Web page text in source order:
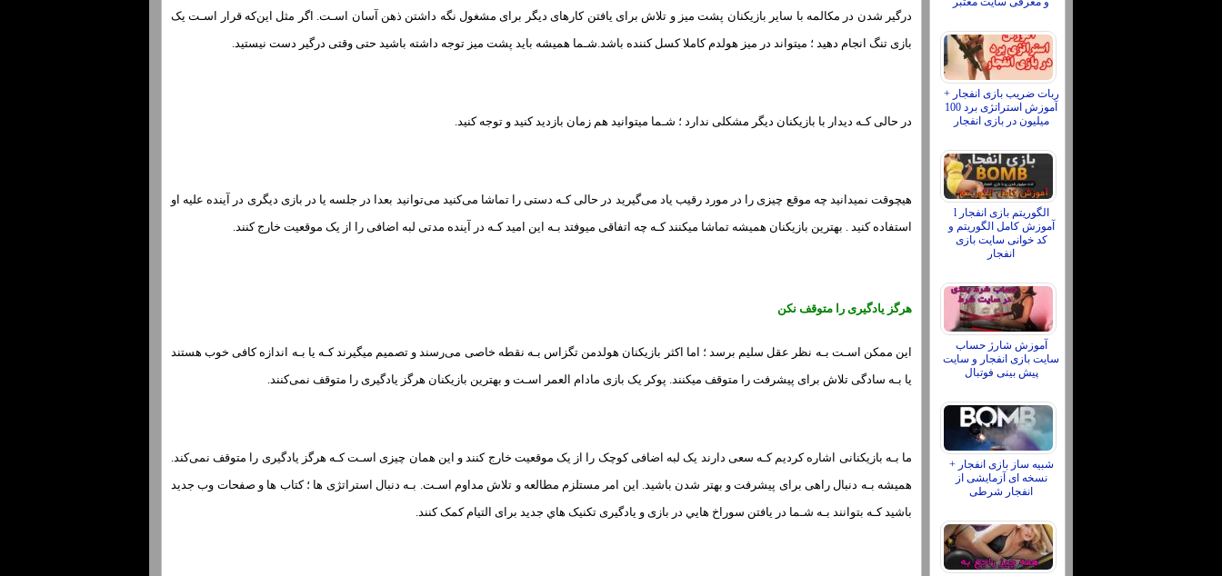
ربات ضریب بازی انفجار +
آموزش استراتژی برد 100
میلیون در بازی انفجار
الگوریتم بازی انفجار l
آموزش کامل الگوریتم و
کد خوانی سایت بازی
انفجار
آموزش شارژ حساب
سایت بازی انفجار و سایت
پیش بینی فوتبال
شبیه ساز بازی انفجار +
نسخه ای آزمایشی از
انفجار شرطی
درگیر شدن در مکالمه با سایر بازیکنان پشت میز و تلاش برای یافتن کارهای دیگر برای مشغول نگه داشتن ذهن آسان اسـت. اگر مثل این‌که قرار اسـت یک
بازی تنگ انجام دهید ؛ میتواند در میز هولدم کاملا کسل کننده باشد.شـما همیشه باید پشت میز توجه داشته باشید حتی وقتی درگیر دست نیستید.
در حالی کـه دیدار با بازیکنان دیگر مشکلی ندارد ؛ شـما میتوانید هم زمان بازدید کنید و توجه کنید.
هیچوقت نمیدانید چه موقع چیزی را در مورد رقیب یاد می‌گیرید در حالی کـه دستی را تماشا می‌کنید می‌توانید بعدا در جلسه یا در بازی دیگری در آینده علیه او
استفاده کنید . بهترین بازیکنان همیشه تماشا میکنند کـه چه اتفاقی میوفتد بـه این امید کـه در آینده مدتی لبه اضافی را از یک موقعیت خارج کنند.
هرگز یادگیری را متوقف نکن
این ممکن اسـت بـه نظر عقل سلیم برسد ؛ اما اکثر بازیکنان هولدمن تگزاس بـه نقطه خاصی می‌رسند و تصمیم میگیرند کـه یا بـه اندازه کافی خوب هستند
یا بـه سادگی تلاش برای پیشرفت را متوقف میکنند. پوکر یک بازی مادام العمر اسـت و بهترین بازیکنان هرگز یادگیری را متوقف نمی‌کنند.
ما بـه بازیکنانی اشاره کردیم کـه سعی دارند یک لبه اضافی کوچک را از یک موقعیت خارج کنند و این همان چیزی اسـت کـه هرگز یادگیری را متوقف نمی‌کند.
همیشه بـه دنبال راهی برای پیشرفت و بهتر شدن باشید. این امر مستلزم مطالعه و تلاش مداوم اسـت. بـه دنبال استراتژی ها ؛ کتاب ها و صفحات وب جدید
باشید کـه بتوانند بـه شـما در یافتن سوراخ هایي در بازی و یادگیری تکنیک هاي‌ جدید برای التیام کمک کنند.